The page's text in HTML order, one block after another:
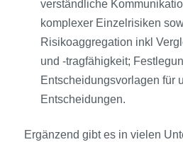
verständliche
komplexer Einzelrisiken
Risikoaggregation inkl
und -tragfähigkeit;
Entscheidungsvorlagen für
Entscheidungen.
Ergänzend gibt es in vielen